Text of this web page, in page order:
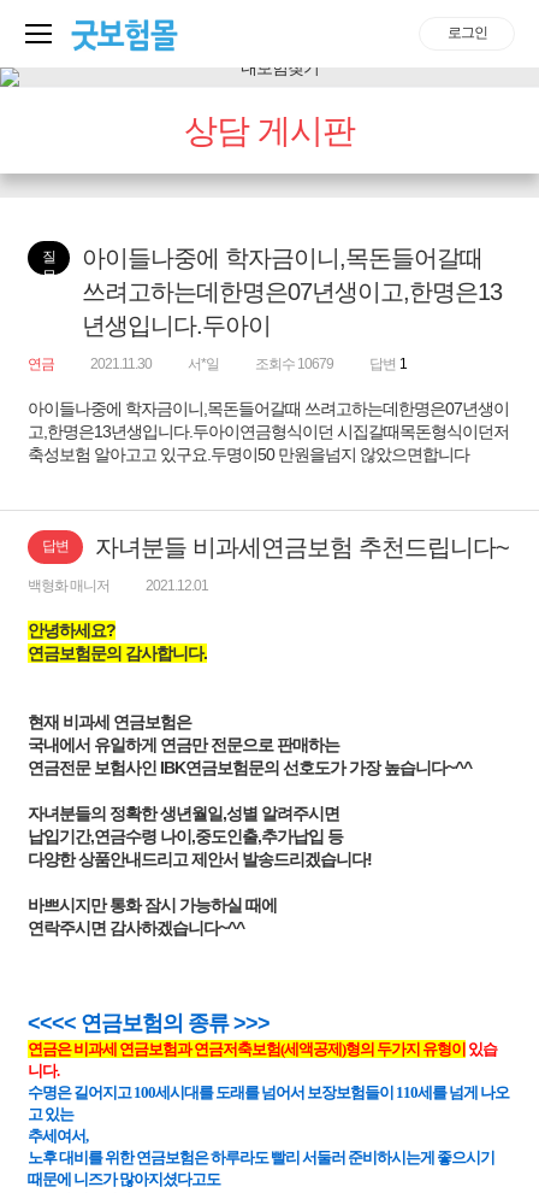
로그인
상담 게시판
질
문
아이들나중에 학자금이니,목돈들어갈때
쓰려고하는데한명은07년생이고,한명은13
년생입니다.두아이
연금 2021.11.30 서*일 조회수 10679 답변 1
아이들나중에 학자금이니,목돈들어갈때 쓰려고하는데한명은07년생이
고,한명은13년생입니다.두아이연금형식이던 시집갈때목돈형식이던저
축성보험 알아고고 있구요.두명이50 만원을넘지 않았으면합니다
답변 자녀분들 비과세연금보험 추천드립니다~
백형화 매니저 2021.12.01
안녕하세요?
연금보험문의 감사합니다.
현재 비과세 연금보험은
국내에서 유일하게 연금만 전문으로 판매하는
연금전문 보험사인 IBK연금보험문의 선호도가 가장 높습니다~^^
자녀분들의 정확한 생년월일,성별 알려주시면
납입기간,연금수령 나이,중도인출,추가납입 등
다양한 상품안내드리고 제안서 발송드리겠습니다!
바쁘시지만 통화 잠시 가능하실 때에
연락주시면 감사하겠습니다~^^
<<<< 연금보험의 종류 >>>
연금은 비과세 연금보험과 연금저축보험(세액공제)형의 두가지 유형이 있습
니다.
수명은 길어지고 100세시대를 도래를 넘어서 보장보험들이 110세를 넘게 나오
고 있는
추세여서,
노후 대비를 위한 연금보험은 하루라도 빨리 서둘러 준비하시는게 좋으시기
때문에 니즈가 많아지셨다고도